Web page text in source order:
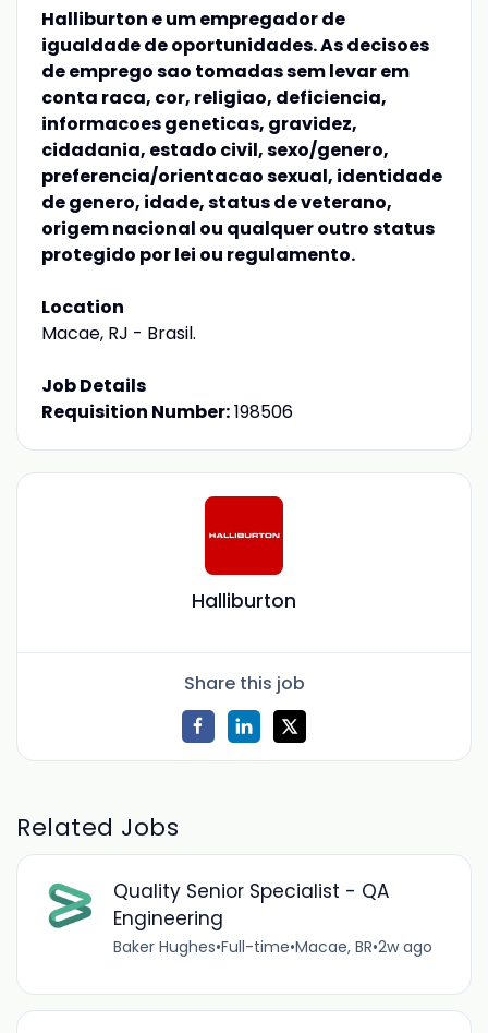
Halliburton e um empregador de
igualdade de oportunidades. As decisoes
de emprego sao tomadas sem levar em
conta raca, cor, religiao, deficiencia,
informacoes geneticas, gravidez,
cidadania, estado civil, sexo/genero,
preferencia/orientacao sexual, identidade
de genero, idade, status de veterano,
origem nacional ou qualquer outro status
protegido por lei ou regulamento.
Location
Macae, RJ - Brasil.
Job Details
Requisition Number:198506
Halliburton
Share this job
Related Jobs
Quality Senior Specialist - QA
Engineering
Baker Hughes•Full-time•Macae, BR•2w ago